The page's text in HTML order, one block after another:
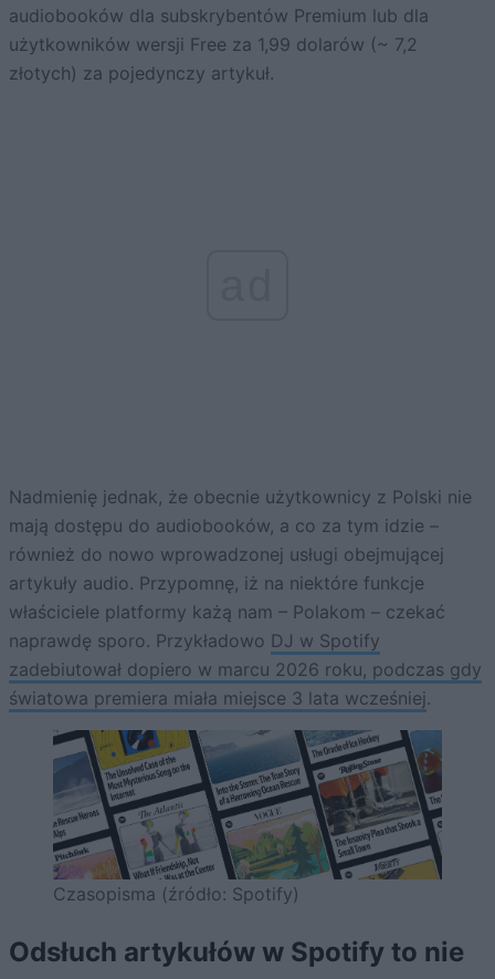
audiobooków dla subskrybentów Premium lub dla
użytkowników wersji Free za 1,99 dolarów (~ 7,2
złotych) za pojedynczy artykuł.
Nadmienię jednak, że obecnie użytkownicy z Polski nie
mają dostępu do audiobooków, a co za tym idzie –
również do nowo wprowadzonej usługi obejmującej
artykuły audio. Przypomnę, iż na niektóre funkcje
właściciele platformy każą nam – Polakom – czekać
naprawdę sporo. Przykładowo DJ w Spotify
zadebiutował dopiero w marcu 2026 roku, podczas gdy
światowa premiera miała miejsce 3 lata wcześniej.
Czasopisma (źródło: Spotify)
Odsłuch artykułów w Spotify to nie